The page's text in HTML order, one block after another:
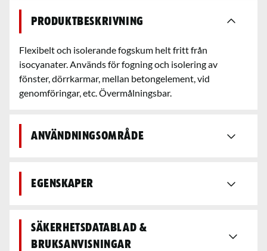
Produktbeskrivning
Flexibelt och isolerande fogskum helt fritt från
isocyanater. Används för fogning och isolering av
fönster, dörrkarmar, mellan betongelement, vid
genomföringar, etc. Övermålningsbar.
Användningsområde
Egenskaper
Säkerhetsdatablad &
bruksanvisningar